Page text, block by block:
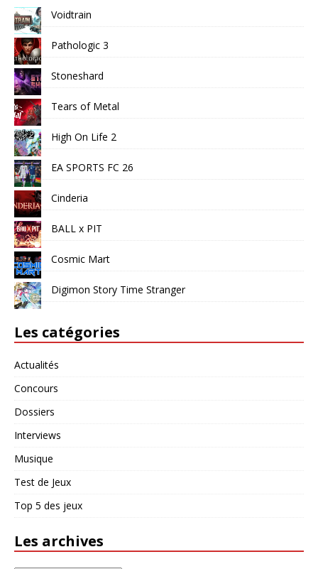
Voidtrain
Pathologic 3
Stoneshard
Tears of Metal
High On Life 2
EA SPORTS FC 26
Cinderia
BALL x PIT
Cosmic Mart
Digimon Story Time Stranger
Les catégories
Actualités
Concours
Dossiers
Interviews
Musique
Test de Jeux
Top 5 des jeux
Les archives